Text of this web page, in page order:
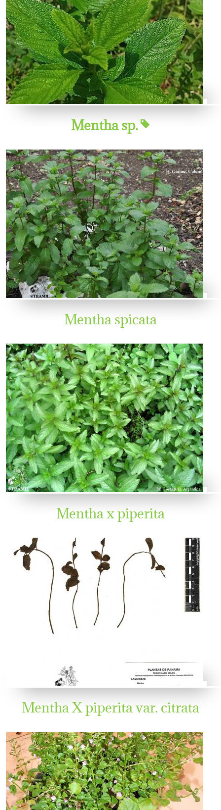
Mentha sp.
Mentha spicata
Mentha x piperita
Mentha X piperita var. citrata